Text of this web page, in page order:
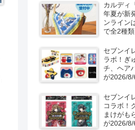
カルディ
年夏が新
ンライン
で全2種
セブンイ
ラボ！ぎ
チ、ヘア
が2026/8/
セブンイ
コラボ！
まけがも
が2026/8/